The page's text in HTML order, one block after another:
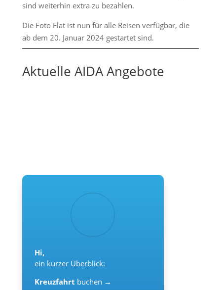
sind weiterhin extra zu bezahlen.
Die Foto Flat ist nun für alle Reisen verfügbar, die
ab dem 20. Januar 2024 gestartet sind.
Aktuelle AIDA Angebote
Hi,
ein kurzer Überblick:
Kreuzfahrt buchen →